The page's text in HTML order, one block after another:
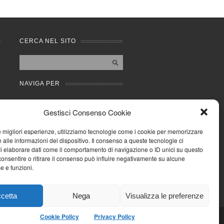
Gestisci Consenso Cookie
migliori esperienze, utilizziamo tecnologie come i cookie per memorizzare
alle informazioni del dispositivo. Il consenso a queste tecnologie ci
elaborare dati come il comportamento di navigazione o ID unici su questo
o ritirare il consenso può influire negativamente su alcune
e funzioni.
Nega Visualizza le preferenze
Cookie Policy Privacy Policy
CERCA NEL SITO
NAVIGA PER
Mappa completa
Mappa categorie
Privacy Policy
Forum
Iscriviti alla Community
AziendaCondominio